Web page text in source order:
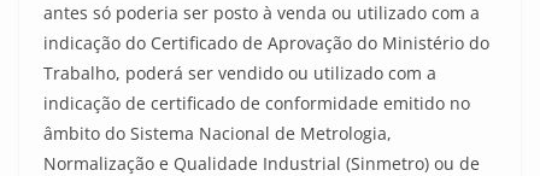
antes só poderia ser posto à venda ou utilizado com a
indicação do Certificado de Aprovação do Ministério do
Trabalho, poderá ser vendido ou utilizado com a
indicação de certificado de conformidade emitido no
âmbito do Sistema Nacional de Metrologia,
Normalização e Qualidade Industrial (Sinmetro) ou de